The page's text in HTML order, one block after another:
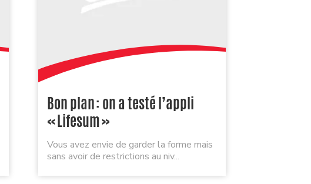
Bon plan : on a testé l’appli
« Lifesum »
Vous avez envie de garder la forme mais
sans avoir de restrictions au niv...